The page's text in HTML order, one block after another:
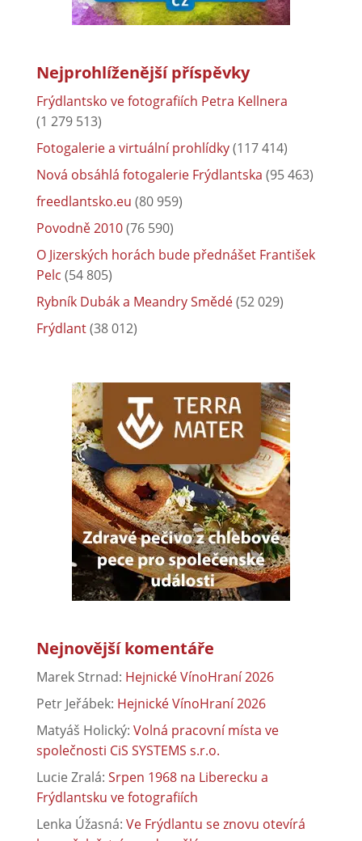
Nejprohlíženější příspěvky
Frýdlantsko ve fotografiích Petra Kellnera
(1 279 513)
Fotogalerie a virtuální prohlídky(117 414)
Nová obsáhlá fotogalerie Frýdlantska (95 463)
freedlantsko.eu (80 959)
Povodně 2010(76 590)
O Jizerských horách bude přednášet František
Pelc (54 805)
Rybník Dubák a Meandry Smědé(52 029)
Frýdlant(38 012)
Nejnovější komentáře
Marek Strnad: Hejnické VínoHraní 2026
Petr Jeřábek: Hejnické VínoHraní 2026
Matyáš Holický: Volná pracovní místa ve
společnosti CiS SYSTEMS s.r.o.
Lucie Zralá: Srpen 1968 na Liberecku a
Frýdlantsku ve fotografiích
Lenka Úžasná: Ve Frýdlantu se znovu otevírá